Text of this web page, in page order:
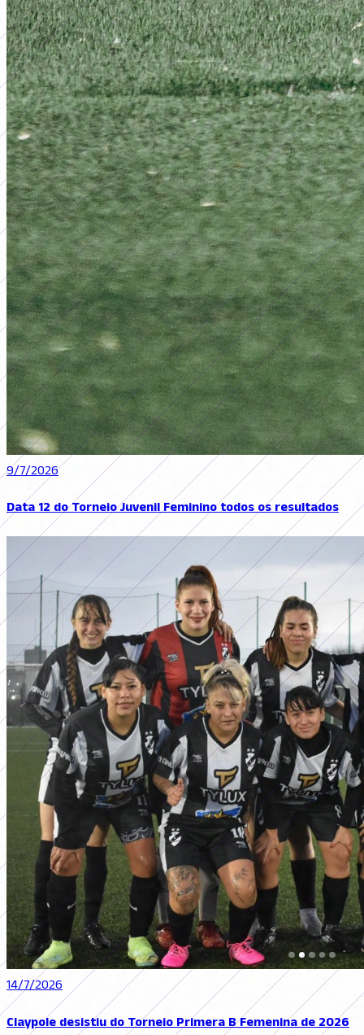
9/7/2026
Data 12 do Torneio Juvenil Feminino todos os resultados
14/7/2026
Claypole desistiu do Torneio Primera B Femenina de 2026